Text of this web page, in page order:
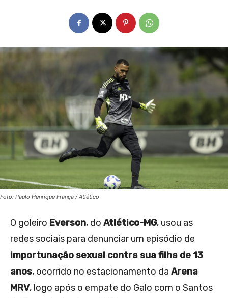
Foto: Paulo Henrique França / Atlético
O goleiro Everson, do Atlético-MG, usou as
redes sociais para denunciar um episódio de
importunação sexual contra sua filha de 13
anos, ocorrido no estacionamento da Arena
MRV, logo após o empate do Galo com o Santos